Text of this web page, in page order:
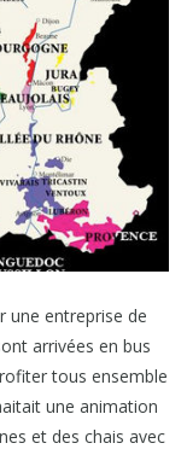
une entreprise de
arrivées en bus
tous ensemble
une animation
et des chais avec